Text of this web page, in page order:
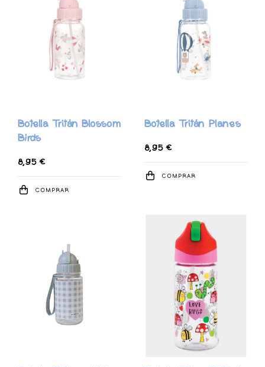
Botella Tritán Blossom
Birds
8,95 €
COMPRAR
Botella Tritán Planes
8,95 €
COMPRAR